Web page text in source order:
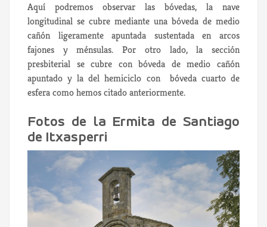
Aquí podremos observar las bóvedas, la nave
longitudinal se cubre mediante una bóveda de medio
cañón ligeramente apuntada sustentada en arcos
fajones y ménsulas. Por otro lado, la sección
presbiterial se cubre con bóveda de medio cañón
apuntado y la del hemiciclo con bóveda cuarto de
esfera como hemos citado anteriormente.
Fotos de la Ermita de Santiago
de Itxasperri